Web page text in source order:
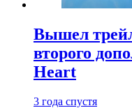
Вышел
второго
Heart
3 года спустя